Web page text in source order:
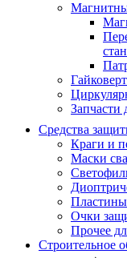
Запчасти
Средства
Краги и
Маски
Очки
Прочее
Строительное